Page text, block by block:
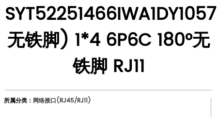
无铁脚) 1*4 6P6C 180°无
铁脚 RJ11
所属分类： 网络接口(RJ45/RJ11)